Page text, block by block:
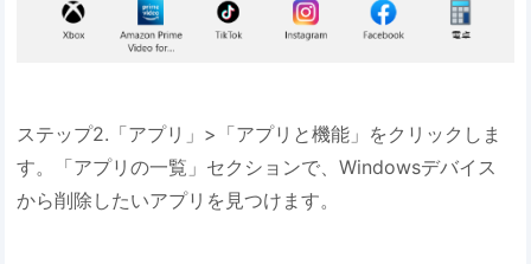
ステップ2.「アプリ」>「アプリと機能」をクリックしま
す。「アプリの一覧」セクションで、Windowsデバイス
から削除したいアプリを見つけます。